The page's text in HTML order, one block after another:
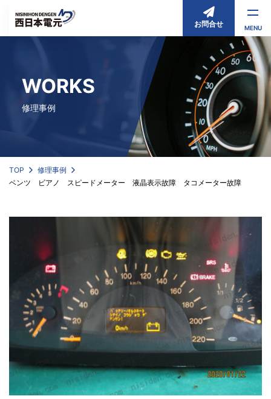
お問合せ MENU
WORKS
修理事例
TOP
修理事例
ベンツ ビアノ スピードメーター 液晶表示故障 タコメーター故障